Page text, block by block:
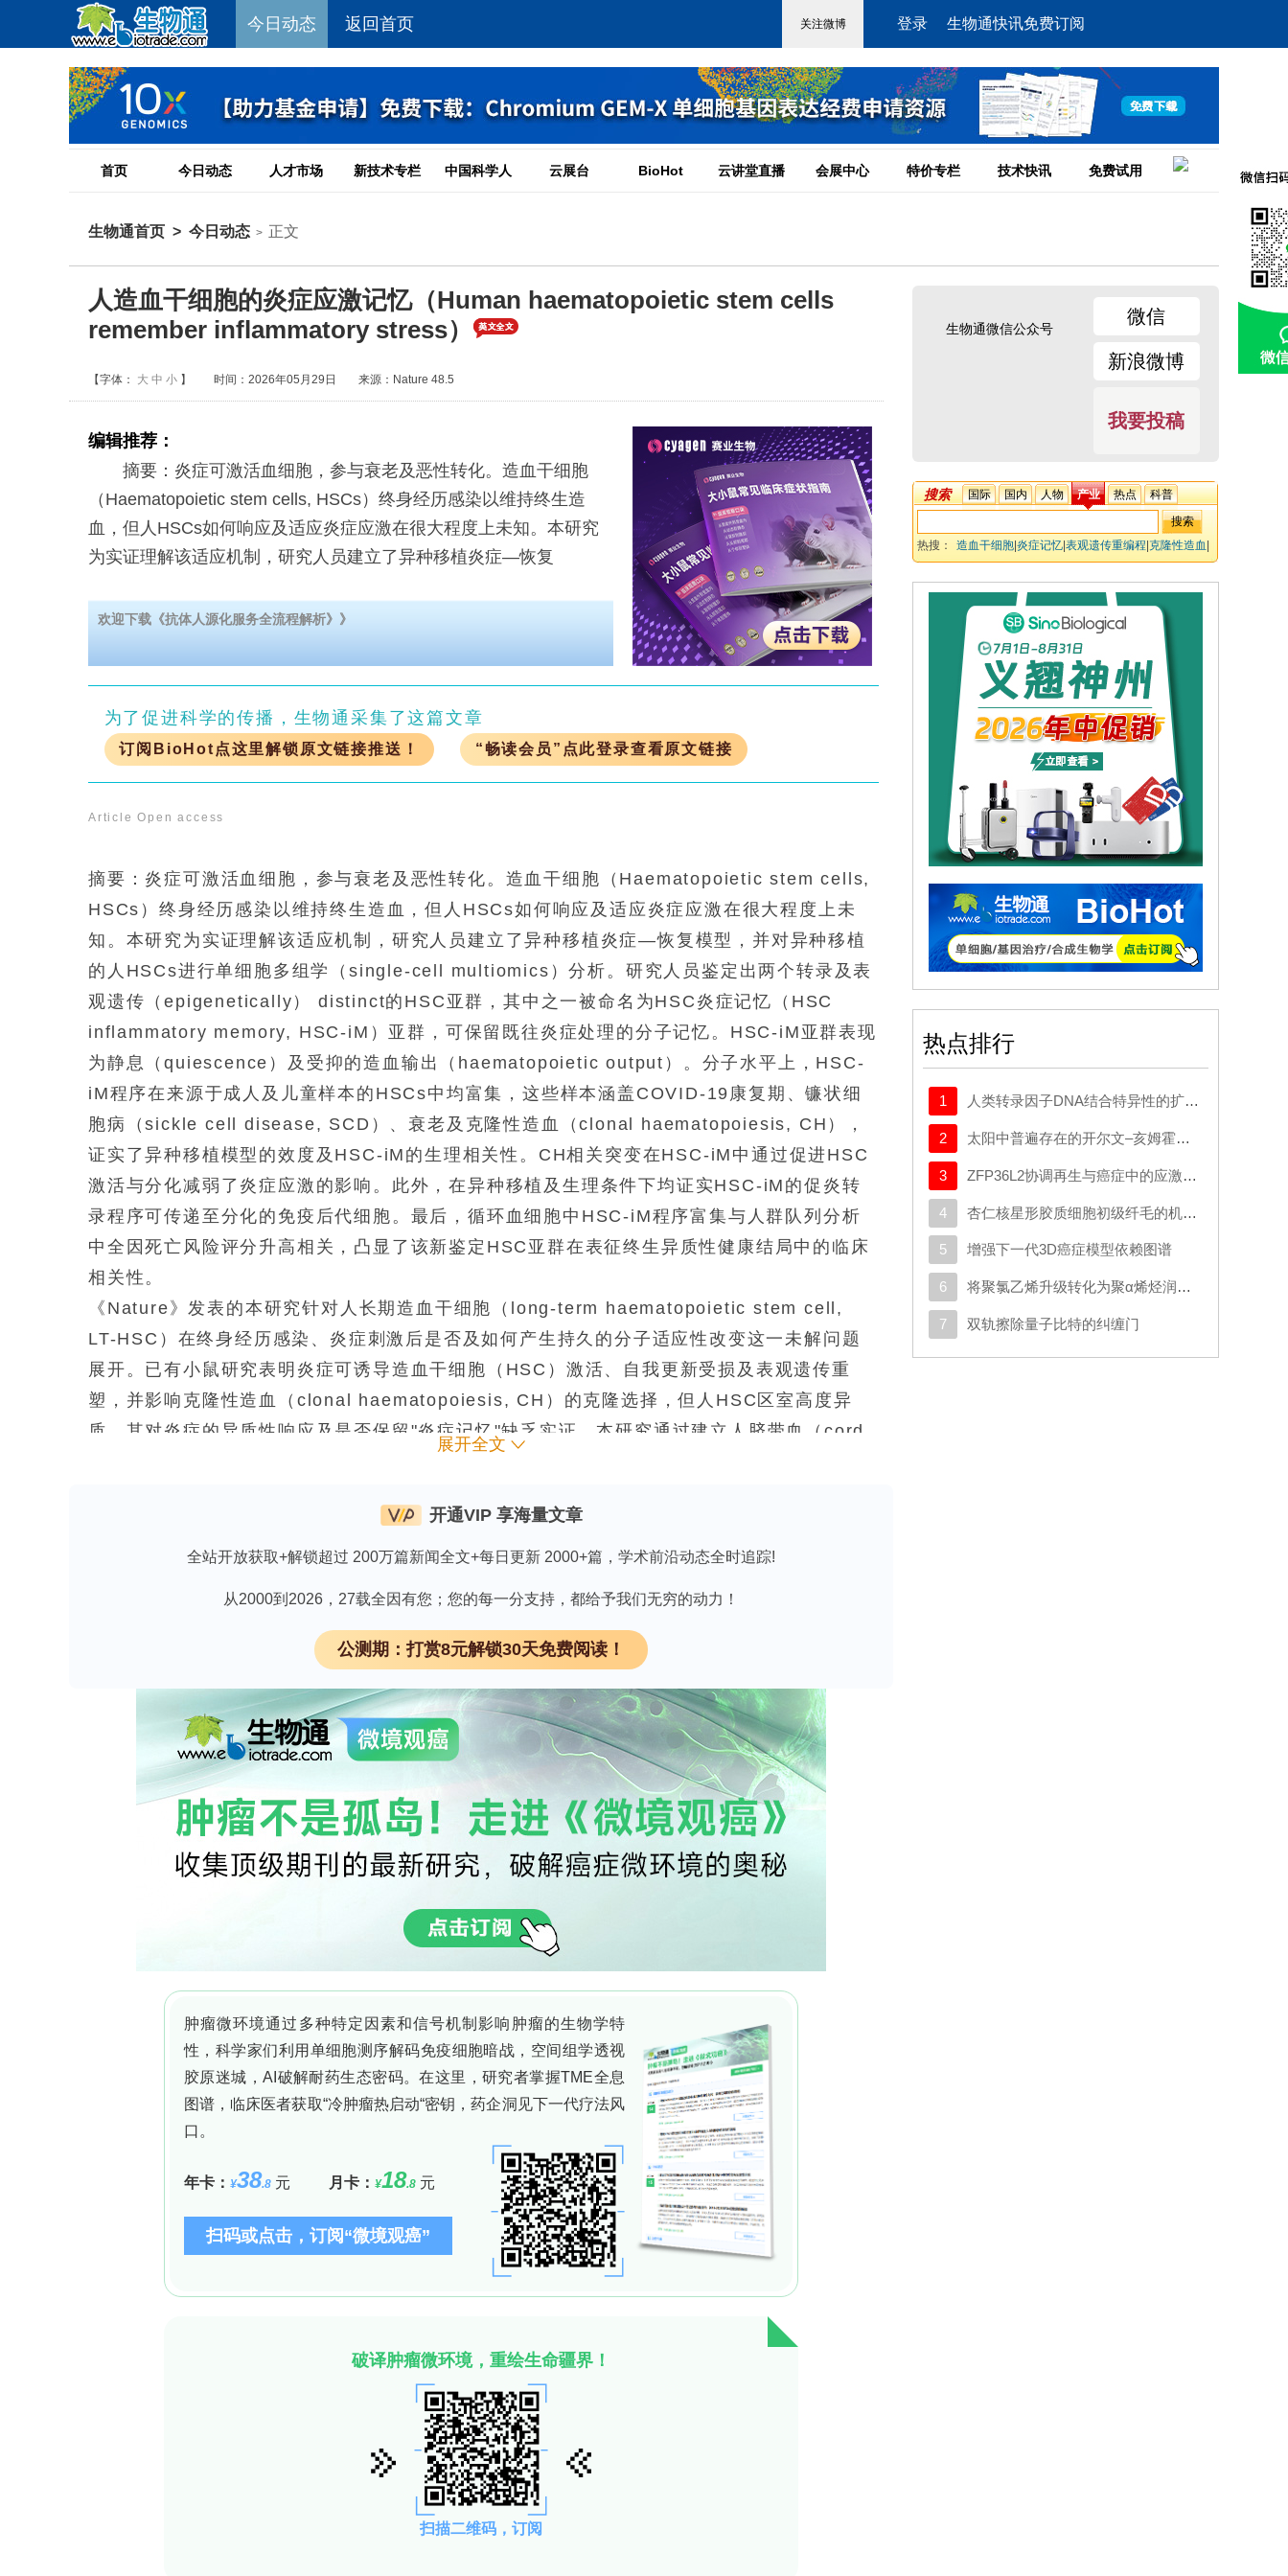
今日动态 返回首页 登录 生物通快讯免费订阅
首页 今日动态 人才市场 新技术专栏 中国科学人 云展台 BioHot 云讲堂直播 会展中心 特价专栏 技术快讯 免费试用
生物通首页 > 今日动态 > 正文
人造血干细胞的炎症应激记忆（Human haematopoietic stem cells
remember inflammatory stress）
【字体： 大 中 小 】 时间：2026年05月29日 来源：Nature 48.5
编辑推荐：
摘要：炎症可激活血细胞，参与衰老及恶性转化。造血干细胞
（Haematopoietic stem cells, HSCs）终身经历感染以维持终生造
血，但人HSCs如何响应及适应炎症应激在很大程度上未知。本研究
为实证理解该适应机制，研究人员建立了异种移植炎症—恢复
欢迎下载《抗体人源化服务全流程解析》》
为了促进科学的传播，生物通采集了这篇文章
订阅BioHot点这里解锁原文链接推送！ “畅读会员”点此登录查看原文链接
Article Open access
摘要：炎症可激活血细胞，参与衰老及恶性转化。造血干细胞（Haematopoietic stem cells,
HSCs）终身经历感染以维持终生造血，但人HSCs如何响应及适应炎症应激在很大程度上未
知。本研究为实证理解该适应机制，研究人员建立了异种移植炎症—恢复模型，并对异种移植
的人HSCs进行单细胞多组学（single-cell multiomics）分析。研究人员鉴定出两个转录及表
观遗传（epigenetically） distinct的HSC亚群，其中之一被命名为HSC炎症记忆（HSC
inflammatory memory, HSC-iM）亚群，可保留既往炎症处理的分子记忆。HSC-iM亚群表现
为静息（quiescence）及受抑的造血输出（haematopoietic output）。分子水平上，HSC-
iM程序在来源于成人及儿童样本的HSCs中均富集，这些样本涵盖COVID-19康复期、镰状细
胞病（sickle cell disease, SCD）、衰老及克隆性造血（clonal haematopoiesis, CH），
证实了异种移植模型的效度及HSC-iM的生理相关性。CH相关突变在HSC-iM中通过促进HSC
激活与分化减弱了炎症应激的影响。此外，在异种移植及生理条件下均证实HSC-iM的促炎转
录程序可传递至分化的免疫后代细胞。最后，循环血细胞中HSC-iM程序富集与人群队列分析
中全因死亡风险评分升高相关，凸显了该新鉴定HSC亚群在表征终生异质性健康结局中的临床
相关性。
《Nature》发表的本研究针对人长期造血干细胞（long-term haematopoietic stem cell,
LT-HSC）在终身经历感染、炎症刺激后是否及如何产生持久的分子适应性改变这一未解问题
展开。已有小鼠研究表明炎症可诱导造血干细胞（HSC）激活、自我更新受损及表观遗传重
塑，并影响克隆性造血（clonal haematopoiesis, CH）的克隆选择，但人HSC区室高度异
质，其对炎症的异质性响应及是否保留"炎症记忆"缺乏实证。本研究通过建立人脐带血（cord
（CH）队列分析，首次在人系统中鉴定出具有炎症记忆特征的HSC亚群——HSC-iM（HSC
inflammatory memory），阐明其转录—表观遗传特征、在炎症/衰老/疾病中的富集、与CH突
索取细胞因子ELISA试剂盒最新资料
主要关键技术方法
研究人员建立NSG小鼠异种移植模型，对移植后小鼠予单次或重复肿瘤坏死因子（tumour
necrosis factor, TNF）或脂多糖（lipopolysaccharide, LPS）处理模拟急性或反复炎症，
设恢复期取骨髓人造血干/祖细胞（human HSPC）；采用10x Genomics
scMultiome（RNA + ATAC）及scRNA-seq对人HSPCs及下游祖细胞/髓系细胞测序；应用
非负矩阵分解（consensus non-negative matrix factorization, cNMF）、加权最近邻
集分析（gene set enrichment analysis, GSEA）；利用原代人样本包括COVID-19康复患
中心年龄梯度健康供体HSC scRNA-seq、携带DNMT3A或TET2突变的CH供体骨髓
TARGET-seq+数据及安大略健康研究（Ontario Health Study, OHS）外周血scRNA-seq队
列进行跨场景验证；通过极限稀释移植（limiting dilution assay）评估长期重建功能，利用
遗传多态性及线粒体DNA谱系追踪推断克隆起源与子代关系。
研究人员对静息状态下人CB LT-HSC（Lin
CD34+CD38?CD45RA ?CD90+CD49f
scRNA-seq，cNMF分解出静息（quiescence）与炎症信号（inflammatory signalling）两
大转录程序，后者与AP-1及NF-κB转录因子结合基序染色质开放相关，在独立snRNA+ATAC
数据中验证，表明人HSC-MPP内存在基础炎症预编程异质性。
祖细胞减少，但单次打击后长期恢复
且干细胞频率不变；反复（两次）TNF/LPS打击后恢复期移植物仍显著缩小、CD34
低，但二次极限稀释移植示HSC重建频率未丧失，表明反复炎症致人HSC产生持久功能性改变
Identification of two human HSC subsets
从炎症—恢复异种移植HSPCs scMultiome中鉴定出两群HSCs：HSC-I与HSC-II（后命名
HSC-iM）。HSC-iM（原HSC-II）富集静息特征、TNF-via-NF-κB及TGFβ信号通路、
展开全文
开通VIP 享海量文章
全站开放获取+解锁超过 200万篇新闻全文+每日更新 2000+篇，学术前沿动态全时追踪!
从2000到2026，27载全因有您；您的每一分支持，都给予我们无穷的动力！
公测期：打赏8元解锁30天免费阅读！
生物通微信公众号
微信
新浪微博
我要投稿
搜索 国际 国内 人物 产业 热点 科普
热搜： 造血干细胞 炎症记忆 表观遗传重编程 克隆性造血
热点排行
1 人类转录因子DNA结合特异性的扩展密码本
2 太阳中普遍存在的开尔文–亥姆霍兹不稳定性驱动等离子体混合
3 ZFP36L2协调再生与癌症中的应激适应性可塑性
4 杏仁核星形胶质细胞初级纤毛的机制与应激行为密切相关。
5 增强下一代3D癌症模型依赖图谱
6 将聚氯乙烯升级转化为聚α烯烃润滑剂
7 双轨擦除量子比特的纠缠门